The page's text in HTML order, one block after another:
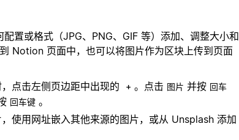
置或格式（JPG、PNG、GIF 等）添加、调整大小和
Notion 页面中，也可以将图片作为区块上传到页面
点击左侧页边距中出现的
+ 。点击 图片 并按 回车
回车键 。
使用网址嵌入其他来源的图片，或从 Unsplash 添加